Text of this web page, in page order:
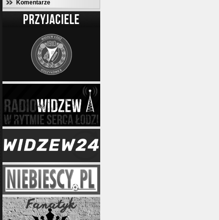
Komentarze
PRZYJACIELE